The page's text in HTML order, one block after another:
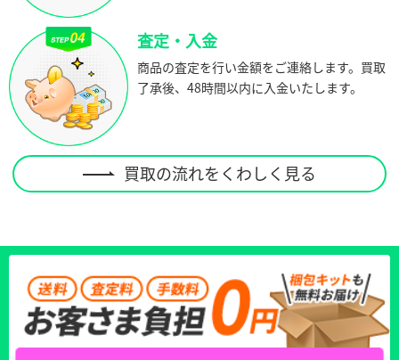
査定・入金
商品の査定を行い金額をご連絡します。買取
了承後、48時間以内に入金いたします。
買取の流れをくわしく見る